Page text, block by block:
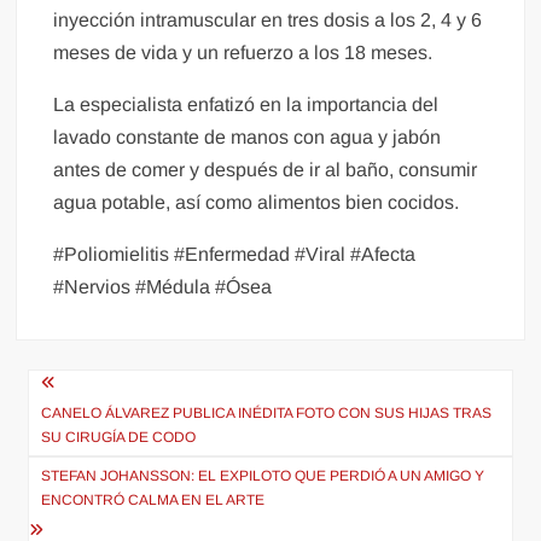
inyección intramuscular en tres dosis a los 2, 4 y 6
meses de vida y un refuerzo a los 18 meses.
La especialista enfatizó en la importancia del
lavado constante de manos con agua y jabón
antes de comer y después de ir al baño, consumir
agua potable, así como alimentos bien cocidos.
#Poliomielitis #Enfermedad #Viral #Afecta
#Nervios #Médula #Ósea
Navegación
de
entradas
CANELO ÁLVAREZ PUBLICA INÉDITA FOTO CON SUS HIJAS TRAS
SU CIRUGÍA DE CODO
STEFAN JOHANSSON: EL EXPILOTO QUE PERDIÓ A UN AMIGO Y
ENCONTRÓ CALMA EN EL ARTE